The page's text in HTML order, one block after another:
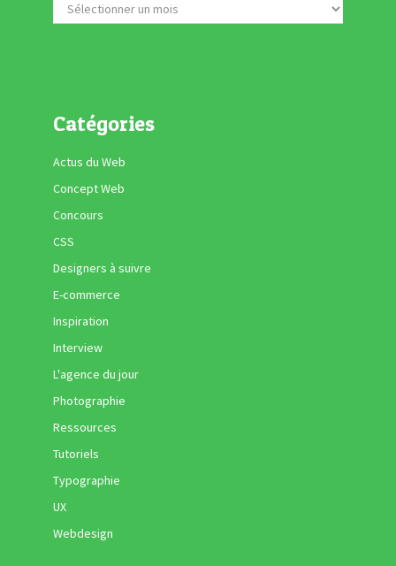
Catégories
Actus du Web
Concept Web
Concours
CSS
Designers à suivre
E-commerce
Inspiration
Interview
L'agence du jour
Photographie
Ressources
Tutoriels
Typographie
UX
Webdesign